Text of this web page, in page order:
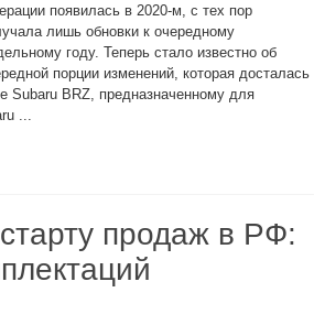
появилась в 2020-м, с тех пор
лишь обновки к очередному
году. Теперь стало известно об
порции изменений, которая досталась
Subaru BRZ, предназначенному для
...
продаж в РФ: